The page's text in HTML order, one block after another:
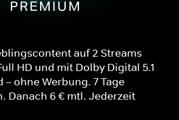
auf 2 Streams
HD und mit Dolby Digital 5.1
ohne Werbung. 7 Tage
Danach 6 € mtl. Jederzeit